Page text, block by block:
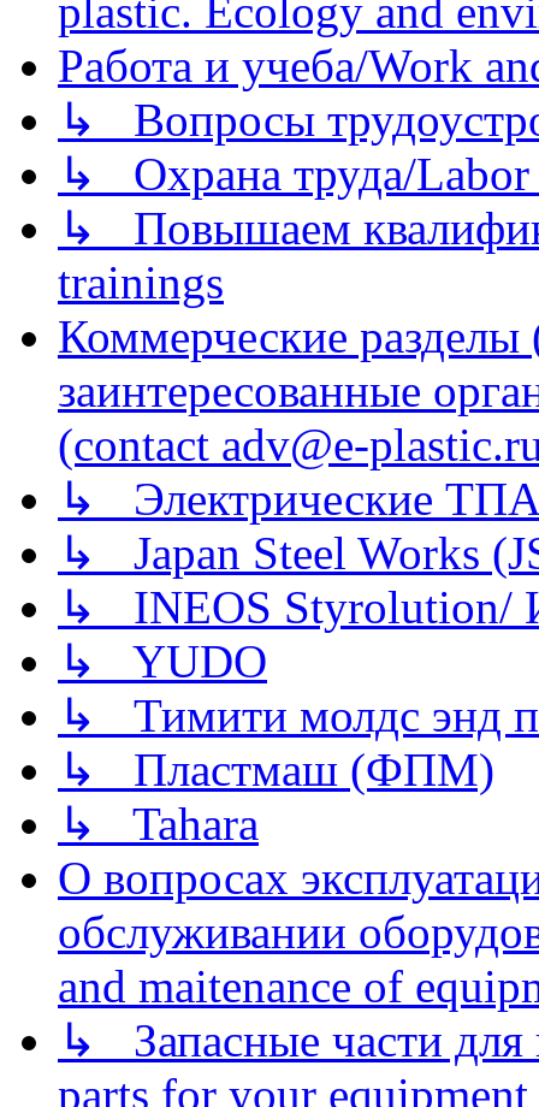
plastic. Ecology and
Работа и учеба/Work
↳ Вопросы
↳ Охрана труда/Labor
↳ Повышаем
trainings
Коммерческие
заинтересованные
(contact adv@e-
↳ Электрические
↳ Japan Steel Works
↳ INEOS
↳ YUDO
↳ Тимити молдс энд
↳ Пластмаш (ФПМ)
↳ Tahara
О вопросах
обслуживании
and maitenance of
↳ Запасные части для
parts for your equipment